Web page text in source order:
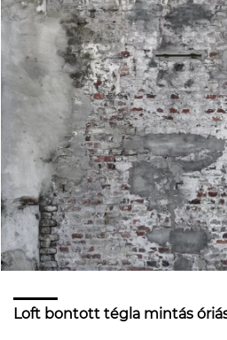
Loft bontott tégla mintás